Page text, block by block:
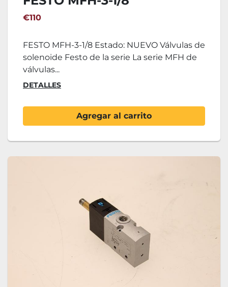
€110
FESTO MFH-3-1/8 Estado: NUEVO Válvulas de
solenoide Festo de la serie La serie MFH de
válvulas...
DETALLES
Agregar al carrito